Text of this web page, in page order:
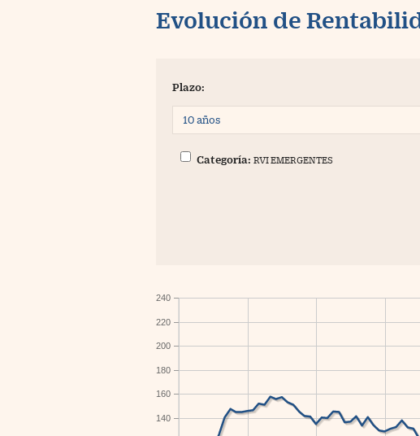
Evolución de
Plazo:
Categoría: RVI EMERGENTES
140
160
180
200
220
240